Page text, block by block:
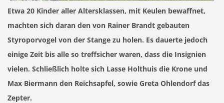
Etwa 20 Kinder aller Altersklassen, mit Keulen bewaffnet,
machten sich daran den von Rainer Brandt gebauten
Styroporvogel von der Stange zu holen. Es dauerte jedoch
einige Zeit bis alle so treffsicher waren, dass die Insignien
vielen. Schließlich holte sich Lasse Holthuis die Krone und
Max Biermann den Reichsapfel, sowie Greta Ohlendorf das
Zepter.